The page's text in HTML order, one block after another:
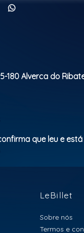
180 Alverca do
que leu e
LeBillet
Sobre nós
Termos e